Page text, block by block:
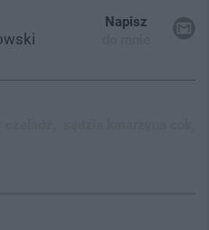
Napisz